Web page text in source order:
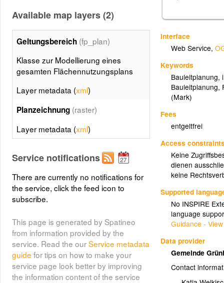
Interface
Web Service,
Keywords
Bauleitplanung,
Bauleitplanung,
(Mark)
Fees
entgeltfrei
Access
Keine
dienen
keine
Supported
No INSPIRE
language
Guidance -
Data provider
Gemeinde
Contact
Available map layers (2)
Geltungsbereich (fp_plan)
Klasse zur Modellierung eines
gesamten Flächennutzungsplans
Layer metadata (xml)
Planzeichnung (raster)
Layer metadata (xml)
Service notifications
There are currently no notifications for
the service, click the feed icon to
subscribe.
This page is generated by Spatineo
from information provided by the
service. Read the ourService metadata
guide for tips on how to make your
service page look better by improving
the information content of the service